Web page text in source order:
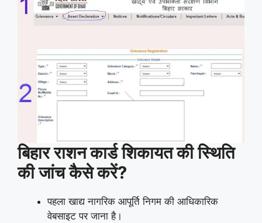
बिहार राशन कार्ड शिकायत की स्थिति
की जांच कैसे करें?
पहला खाद्य नागरिक आपूर्ति निगम की आधिकारिक
वेबसाइट पर जाना है।